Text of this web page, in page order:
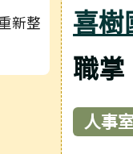
新整
喜樹
職掌
人事